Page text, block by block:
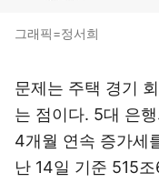
그래픽=정서희
문제는 주택 경기
는 점이다. 5대 은
4개월 연속 증가세
난 14일 기준 515